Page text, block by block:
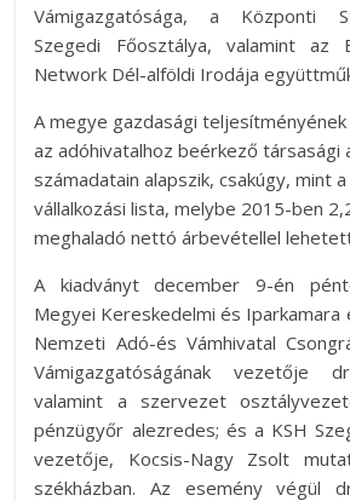
Vámigazgatósága, a Központi
Szegedi Főosztálya, valamint az
Network Dél-alföldi Irodája
A megye gazdasági
az adóhivatalhoz beérkező társasági
számadatain alapszik, csakúgy, mint
vállalkozási lista, melybe 2015-ben
meghaladó nettó árbevétellel
A kiadványt december 9-én
Megyei Kereskedelmi és Iparkamara
Nemzeti Adó-és Vámhivatal
Vámigazgatóságának vezetője
valamint a szervezet
pénzügyőr alezredes; és a KSH
vezetője, Kocsis-Nagy Zsolt
székházban. Az esemény végül